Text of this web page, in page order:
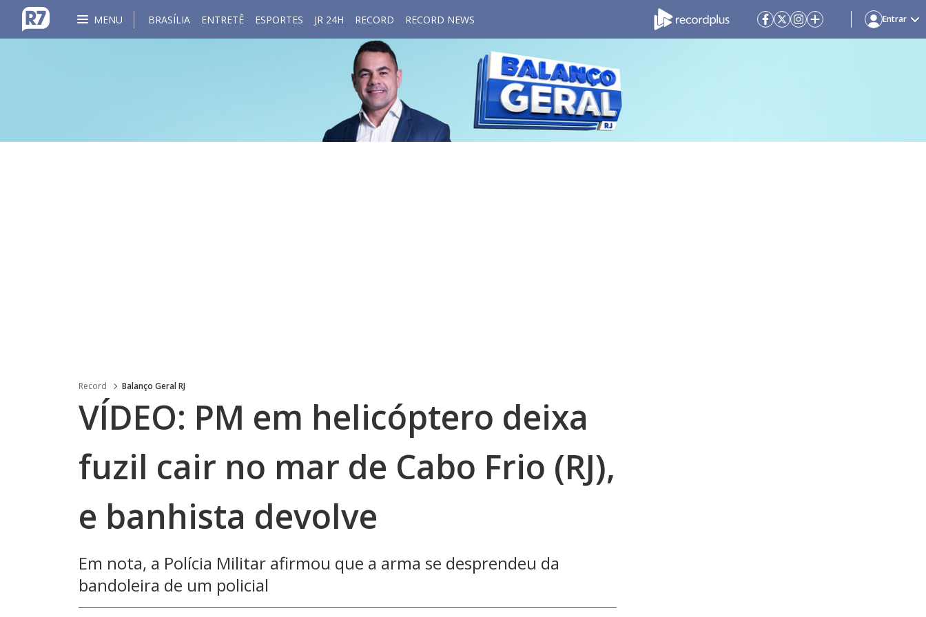
MENU BRASÍLIA ENTRETÊ ESPORTES JR 24H RECORD RECORD NEWS Entrar
Record Balanço Geral RJ
VÍDEO: PM em helicóptero deixa
fuzil cair no mar de Cabo Frio (RJ),
e banhista devolve
Em nota, a Polícia Militar afirmou que a arma se desprendeu da
bandoleira de um policial